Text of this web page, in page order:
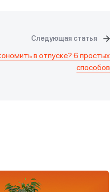
Следующая статья
в отпуске? 6 простых
способов